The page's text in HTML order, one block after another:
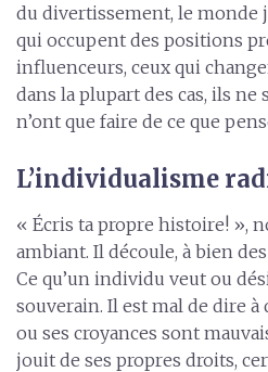
du divertissement, le monde
qui occupent des positions
influenceurs, ceux qui
dans la plupart des cas, ils ne
n’ont que faire de ce que
L’individualisme
« Écris ta propre histoire! »,
ambiant. Il découle, à bien
Ce qu’un individu veut ou
souverain. Il est mal de dire à
ou ses croyances sont
jouit de ses propres droits,